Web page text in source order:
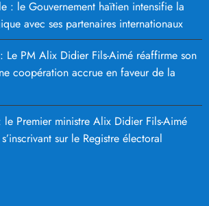
: le Gouvernement haïtien intensifie la
avec ses partenaires internationaux
Le PM Alix Didier Fils-Aimé réaffirme son
coopération accrue en faveur de la
Premier ministre Alix Didier Fils-Aimé
sur le Registre électoral